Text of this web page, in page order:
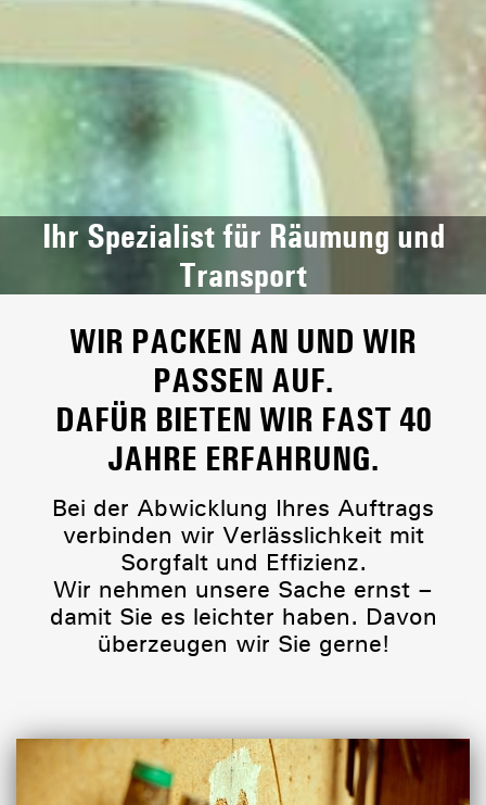
Ihr Spezialist für Räumung und
Transport
WIR PACKEN AN UND WIR
PASSEN AUF.
DAFÜR BIETEN WIR FAST 40
JAHRE ERFAHRUNG.
Bei der Abwicklung Ihres Auftrags
verbinden wir Verlässlichkeit mit
Sorgfalt und Effizienz.
Wir nehmen unsere Sache ernst –
damit Sie es leichter haben. Davon
überzeugen wir Sie gerne!